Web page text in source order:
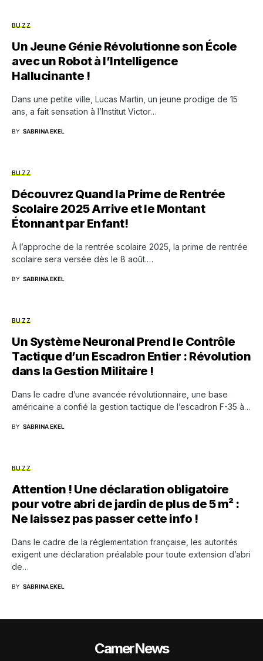
BUZZ
Un Jeune Génie Révolutionne son École
avec un Robot à l’Intelligence
Hallucinante !
Dans une petite ville, Lucas Martin, un jeune prodige de 15
ans, a fait sensation à l’Institut Victor…
BY SABRINA EKEL
BUZZ
Découvrez Quand la Prime de Rentrée
Scolaire 2025 Arrive et le Montant
Étonnant par Enfant!
À l’approche de la rentrée scolaire 2025, la prime de rentrée
scolaire sera versée dès le 8 août.…
BY SABRINA EKEL
BUZZ
Un Système Neuronal Prend le Contrôle
Tactique d’un Escadron Entier : Révolution
dans la Gestion Militaire !
Dans le cadre d’une avancée révolutionnaire, une base
américaine a confié la gestion tactique de l’escadron F-35 à…
BY SABRINA EKEL
BUZZ
Attention ! Une déclaration obligatoire
pour votre abri de jardin de plus de 5 m² :
Ne laissez pas passer cette info !
Dans le cadre de la réglementation française, les autorités
exigent une déclaration préalable pour toute extension d’abri
de…
BY SABRINA EKEL
CamerNews